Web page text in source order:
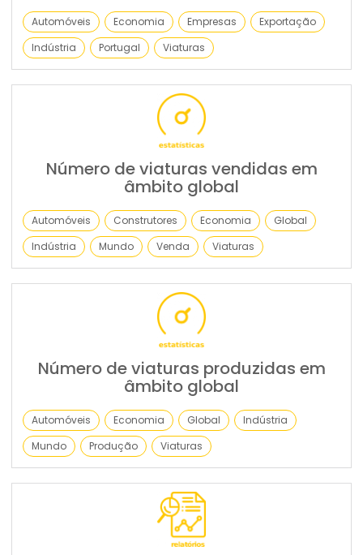
Automóveis Economia Empresas
Exportação
Indústria
Portugal Viaturas
Número de viaturas vendidas em
âmbito global
Automóveis Construtores Economia
Global
Indústria
Mundo Venda Viaturas
Número de viaturas produzidas em
âmbito global
Automóveis Economia Global
Indústria
Mundo
Produção Viaturas